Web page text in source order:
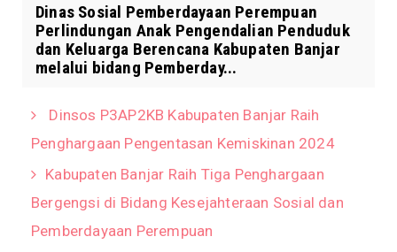
Dinas Sosial Pemberdayaan Perempuan
Perlindungan Anak Pengendalian Penduduk
dan Keluarga Berencana Kabupaten Banjar
melalui bidang Pemberday...
Dinsos P3AP2KB Kabupaten Banjar Raih
Penghargaan Pengentasan Kemiskinan 2024
Kabupaten Banjar Raih Tiga Penghargaan
Bergengsi di Bidang Kesejahteraan Sosial dan
Pemberdayaan Perempuan